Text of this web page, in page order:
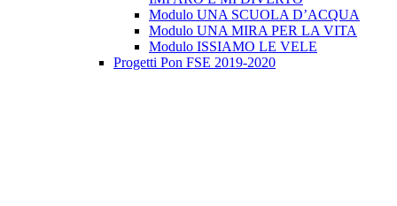
Modulo UNA SCUOLA D’ACQUA
Modulo UNA MIRA PER LA VITA
Modulo ISSIAMO LE VELE
Progetti Pon FSE 2019-2020